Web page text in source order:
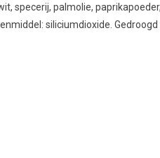
specerij, palmolie,
siliciumdioxide. Gedroogd